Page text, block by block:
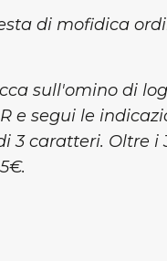
di mofidica
sull'omino di
e segui le
3 caratteri. Oltre i